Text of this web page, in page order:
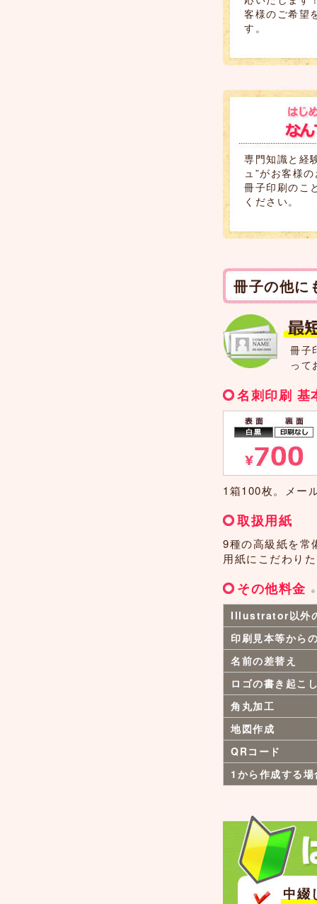
客様のご希望
す。
専門知識と経
ュ”がお客様
冊子印刷のこ
ください。
冊子の他に
冊子
って
名刺印刷
1箱100枚。メー
取扱用紙
9種の高級紙を常
用紙にこだわり
その他料金
Illustrator以外
印刷見本等から
名前の差替え
ロゴの書き起こ
角丸加工
地図作成
QRコード
1から作成する
中綴